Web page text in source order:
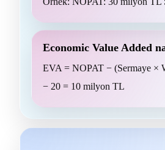
Economic Value Added
EVA = NOPAT − (Sermaye ×
− 20 = 10 milyon TL